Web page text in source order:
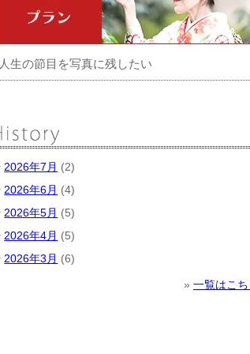
人生の節目を写真に残したい
2026年7月 (2)
2026年6月 (4)
2026年5月 (5)
2026年4月 (5)
2026年3月 (6)
» 一覧はこ